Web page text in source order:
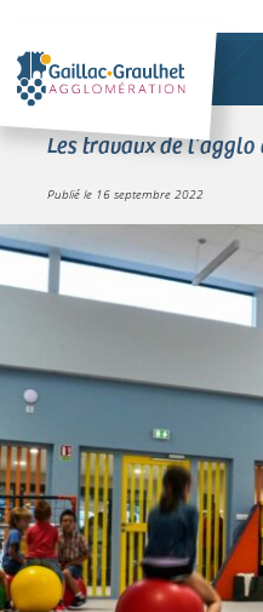
Les travaux de
Publié le 16 septembre 2022